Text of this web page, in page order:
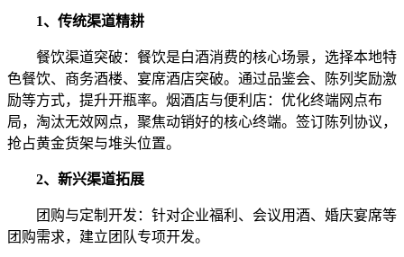
1、传统渠道精耕
餐饮渠道突破：餐饮是白酒消费的核心场景，选择本地特
色餐饮、商务酒楼、宴席酒店突破。通过品鉴会、陈列奖励激
励等方式，提升开瓶率。烟酒店与便利店：优化终端网点布
局，淘汰无效网点，聚焦动销好的核心终端。签订陈列协议，
抢占黄金货架与堆头位置。
2、新兴渠道拓展
团购与定制开发：针对企业福利、会议用酒、婚庆宴席等
团购需求，建立团队专项开发。